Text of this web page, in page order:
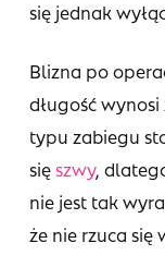
się jednak
Blizna po
długość
typu zabiegu
się szwy,
nie jest tak
że nie rzuca